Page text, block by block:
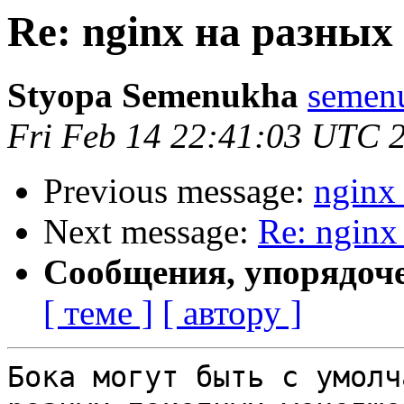
Re: nginx на разных
Styopa Semenukha
Fri Feb 14 22:41:03 UTC
Previous message: nginx
Next message: Re:
Сообщения,
[ теме ] [ автору ]
Бока могут быть с